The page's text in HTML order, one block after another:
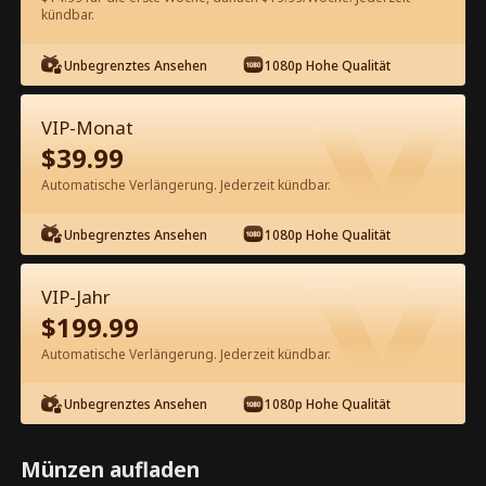
60 Jetzt entsperren
Kostenlos in der App ansehen
Episode 29 - Der Alpha-König und
seine jungfräuliche Braut
Kompletter Film
1-50 51-80
29 30 31 32 33
kündbar.
Unbegrenztes Ansehen 1080p Hohe Qualität
VIP-Monat
$39.99
Automatische Verlängerung. Jederzeit kündbar.
Unbegrenztes Ansehen 1080p Hohe Qualität
VIP-Jahr
$199.99
Automatische Verlängerung. Jederzeit kündbar.
Unbegrenztes Ansehen 1080p Hohe Qualität
Münzen aufladen